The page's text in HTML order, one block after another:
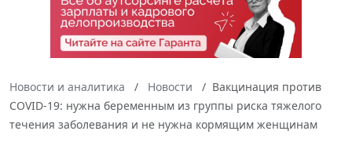
Новости и аналитика Новости
Вакцинация против
COVID-19: нужна беременным из группы риска тяжелого
течения заболевания и не нужна кормящим женщинам